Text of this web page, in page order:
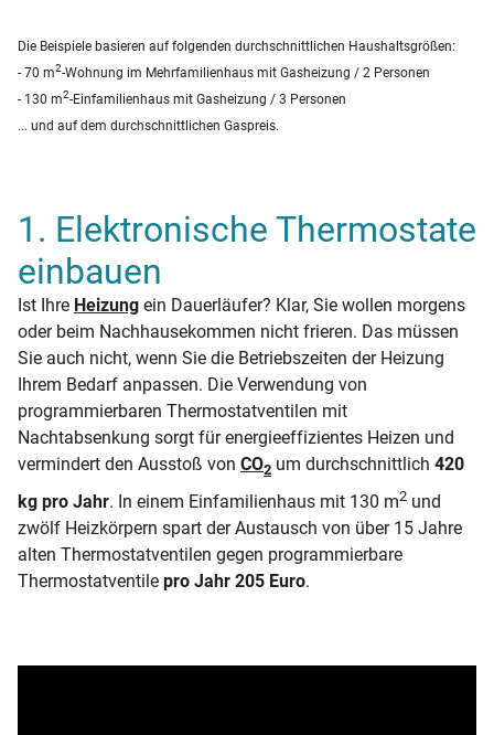
Die Beispiele basieren auf folgenden durchschnittlichen Haushaltsgrößen:
- 70 m2-Wohnung im Mehrfamilienhaus mit Gasheizung / 2 Personen
- 130 m2-Einfamilienhaus mit Gasheizung / 3 Personen
... und auf dem durchschnittlichen Gaspreis.
1. Elektronische Thermostate
einbauen
Ist Ihre Heizung ein Dauerläufer? Klar, Sie wollen morgens
oder beim Nachhausekommen nicht frieren. Das müssen
Sie auch nicht, wenn Sie die Betriebszeiten der Heizung
Ihrem Bedarf anpassen. Die Verwendung von
programmierbaren Thermostatventilen mit
Nachtabsenkung sorgt für energieeffizientes Heizen und
vermindert den Ausstoß von CO2 um durchschnittlich 420
kg pro Jahr. In einem Einfamilienhaus mit 130 m2 und
zwölf Heizkörpern spart der Austausch von über 15 Jahre
alten Thermostatventilen gegen programmierbare
Thermostatventile pro Jahr 205 Euro.